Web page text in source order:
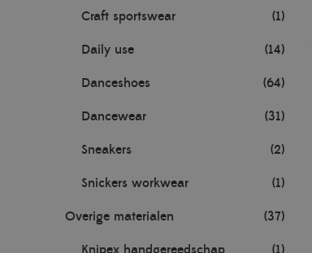
Craft sportswear (1)
Daily use (14)
Danceshoes (64)
Dancewear (31)
Sneakers (2)
Snickers workwear (1)
Overige materialen (37)
Knipex handgereedschap (1)